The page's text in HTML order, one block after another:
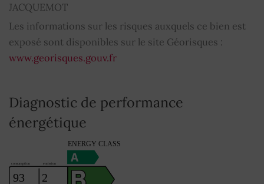
Vidéophone OUI
Éclairage extérieur
Bien soumis au régime de la copropriété
Montant moyen de la quote-part de charges
JACQUEMOT
Les informations sur les risques auxquels ce bien est
exposé sont disponibles sur le site Géorisques :
www.georisques.gouv.fr
Diagnostic de performance
énergétique